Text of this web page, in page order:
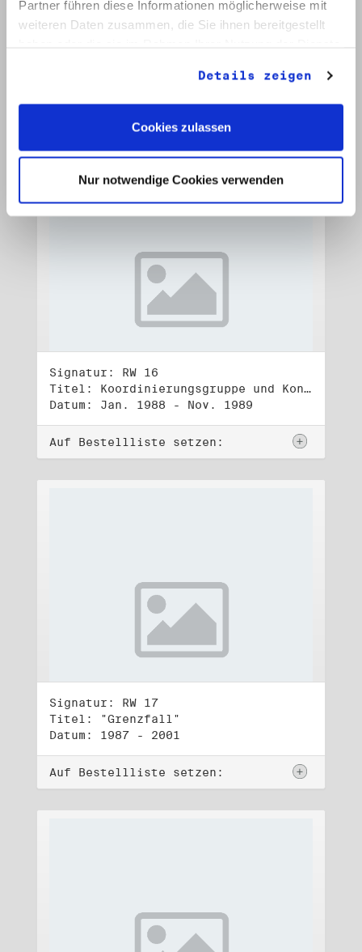
Partner führen diese Informationen möglicherweise mit
weiteren Daten zusammen, die Sie ihnen bereitgestellt
Details zeigen
Cookies zulassen
Nur notwendige Cookies verwenden
Signatur: RW 16
Titel: Koordinierungsgruppe und Kontakttelefongruppe
Datum: Jan. 1988 - Nov. 1989
Auf Bestellliste setzen:
Signatur: RW 17
Titel: "Grenzfall"
Datum: 1987 - 2001
Auf Bestellliste setzen: